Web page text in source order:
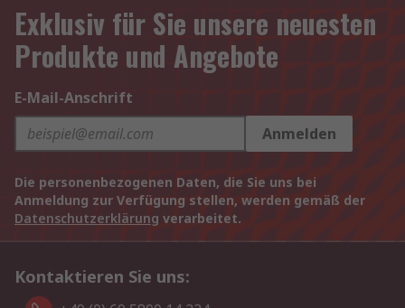
Exklusiv für Sie unsere neuesten
Produkte und Angebote
E-Mail-Anschrift
Anmelden
Die personenbezogenen Daten, die Sie uns bei
Anmeldung zur Verfügung stellen, werden gemäß der
Datenschutzerklärung verarbeitet.
Kontaktieren Sie uns: